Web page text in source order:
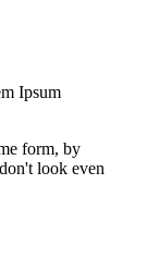
Ipsum
form, by
look even